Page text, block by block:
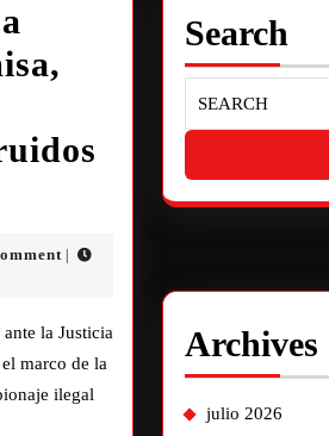
la Justicia
marco de la
ilegal
Search
Archives
julio 2026